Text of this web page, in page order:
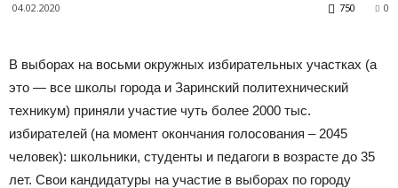
04.02.2020 0
750
В выборах на восьми окружных избирательных участках (а
это — все школы города и Заринский политехнический
техникум) приняли участие чуть более 2000 тыс.
избирателей (на момент окончания голосования – 2045
человек): школьники, студенты и педагоги в возрасте до 35
лет. Свои кандидатуры на участие в выборах по городу